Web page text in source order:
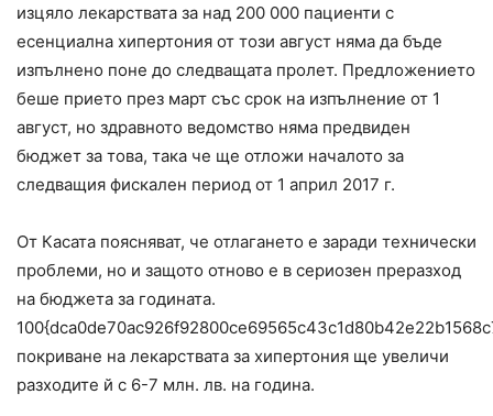
изцяло лекарствата за над 200 000 пациенти с
есенциална хипертония от този август няма да бъде
изпълнено поне до следващата пролет. Предложението
беше прието през март със срок на изпълнение от 1
август, но здравното ведомство няма предвиден
бюджет за това, така че ще отложи началото за
следващия фискален период от 1 април 2017 г.
От Касата поясняват, че отлагането е заради технически
проблеми, но и защото отново е в сериозен преразход
на бюджета за годината.
покриване на лекарствата за хипертония ще увеличи
разходите й с 6-7 млн. лв. на година.